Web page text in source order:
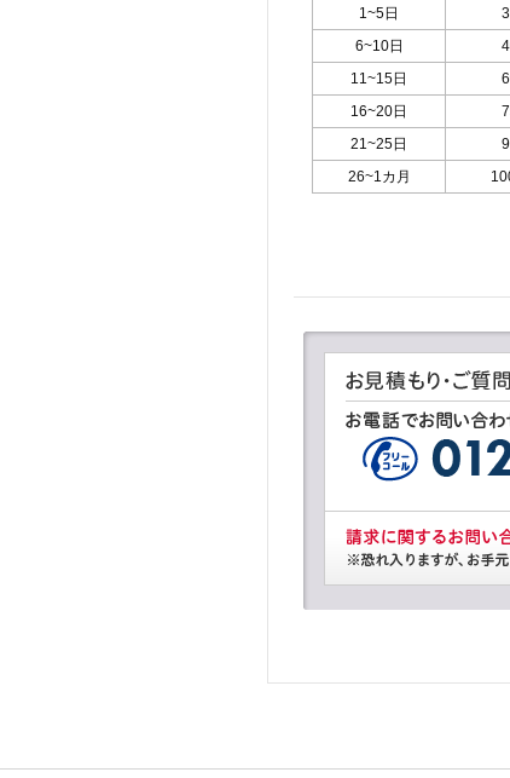
1~5日
6~10日
11~15日
16~20日
21~25日
26~1カ月